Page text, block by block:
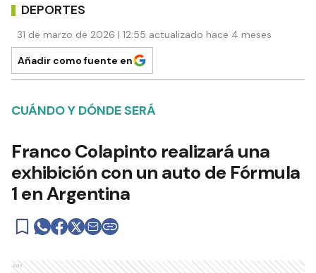
DEPORTES
31 de marzo de 2026 | 12:55 actualizado hace 4 meses
Añadir como fuente en
CUÁNDO Y DÓNDE SERÁ
Franco Colapinto realizará una
exhibición con un auto de Fórmula
1 en Argentina
Ads